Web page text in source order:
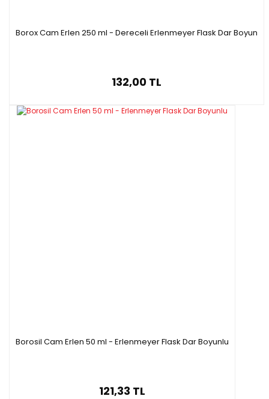
Borox Cam Erlen 250 ml - Dereceli Erlenmeyer Flask Dar Boyun
132,00 TL
Borosil Cam Erlen 50 ml - Erlenmeyer Flask Dar Boyunlu
121,33 TL